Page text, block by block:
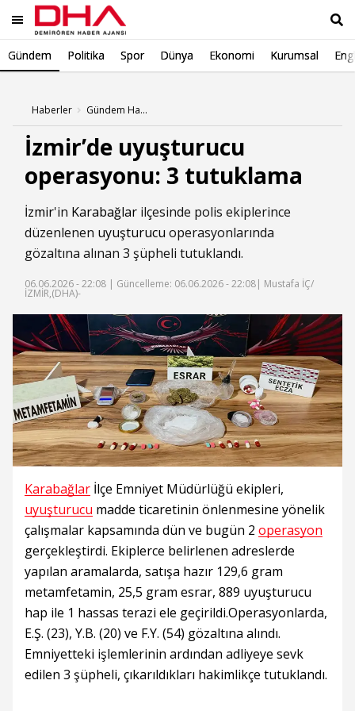
Gündem Politika Spor Dünya Ekonomi Kurumsal
Haberler Gündem Haberleri
İzmir’de uyuşturucu
operasyonu: 3 tutuklama
İzmir'in Karabağlar ilçesinde polis ekiplerince
düzenlenen uyuşturucu operasyonlarında
gözaltına alınan 3 şüpheli tutuklandı.
06.06.2026 - 22:08 | Güncelleme: 06.06.2026 - 22:08| Mustafa İÇ/
İZMİR,(DHA)-
Karabağlar İlçe Emniyet Müdürlüğü ekipleri,
uyuşturucu madde ticaretinin önlenmesine yönelik
çalışmalar kapsamında dün ve bugün 2 operasyon
gerçekleştirdi. Ekiplerce belirlenen adreslerde
yapılan aramalarda, satışa hazır 129,6 gram
metamfetamin, 25,5 gram esrar, 889 uyuşturucu
hap ile 1 hassas terazi ele geçirildi.Operasyonlarda,
E.Ş. (23), Y.B. (20) ve F.Y. (54) gözaltına alındı.
Emniyetteki işlemlerinin ardından adliyeye sevk
edilen 3 şüpheli, çıkarıldıkları hakimlikçe tutuklandı.